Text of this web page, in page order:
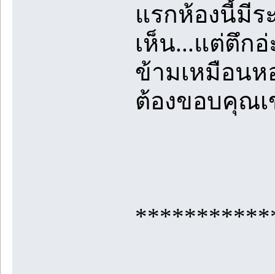
แรกห้องนี้มีร
เห็น...แต่ตึกอ่
ข้ามเหมือนห
ต้องขอบคุณเ